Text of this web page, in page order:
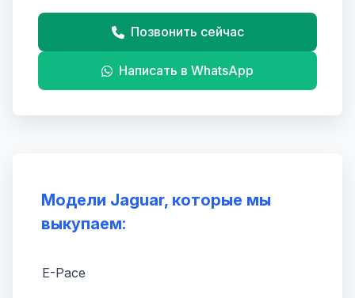
Модели Jaguar, которые мы
выкупаем:
E-Pace
Позвонить сейчас
Написать в WhatsApp